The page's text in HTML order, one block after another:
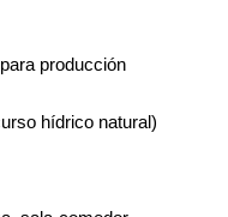
producción
hídrico natural)